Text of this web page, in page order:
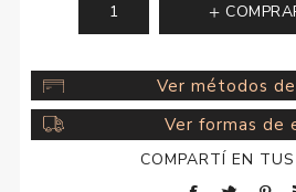
Ver métodos
Ver formas de
COMPARTÍ EN TUS